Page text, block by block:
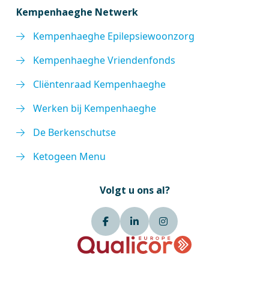
Kempenhaeghe Netwerk
Kempenhaeghe Epilepsiewoonzorg
Kempenhaeghe Vriendenfonds
Cliëntenraad Kempenhaeghe
Werken bij Kempenhaeghe
De Berkenschutse
Ketogeen Menu
Volgt u ons al?